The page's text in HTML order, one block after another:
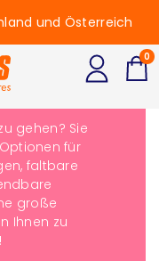
gehen? Sie
für
faltbare
große
Ihnen zu
und Österreich
0